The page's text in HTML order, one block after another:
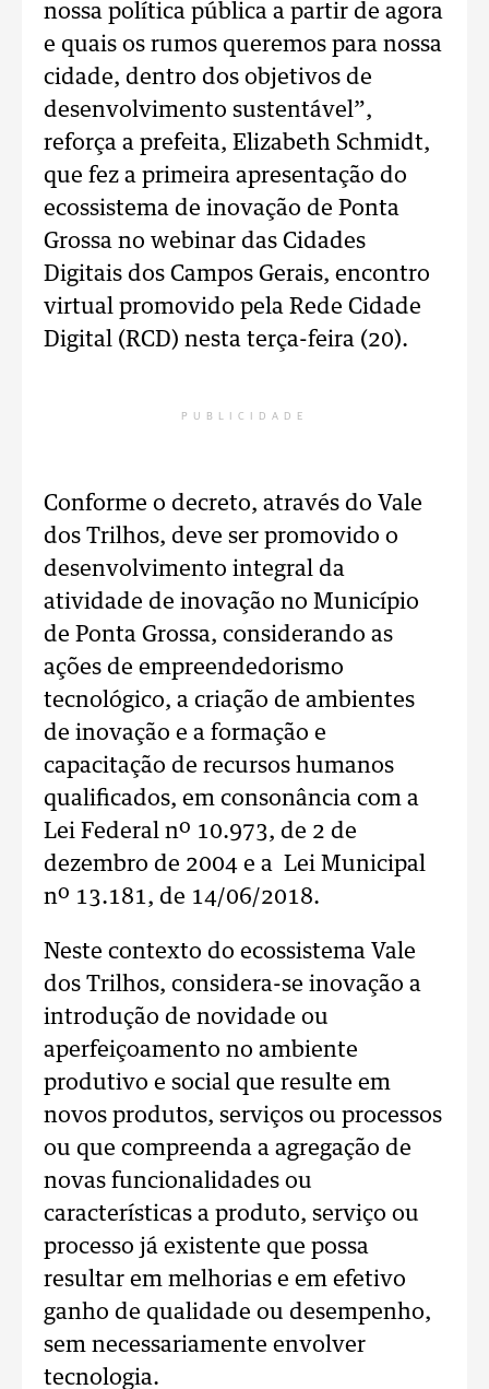
nossa política pública a partir de agora
e quais os rumos queremos para nossa
cidade, dentro dos objetivos de
desenvolvimento sustentável”,
reforça a prefeita, Elizabeth Schmidt,
que fez a primeira apresentação do
ecossistema de inovação de Ponta
Grossa no webinar das Cidades
Digitais dos Campos Gerais, encontro
virtual promovido pela Rede Cidade
Digital (RCD) nesta terça-feira (20).
PUBLICIDADE
Conforme o decreto, através do Vale
dos Trilhos, deve ser promovido o
desenvolvimento integral da
atividade de inovação no Município
de Ponta Grossa, considerando as
ações de empreendedorismo
tecnológico, a criação de ambientes
de inovação e a formação e
capacitação de recursos humanos
qualificados, em consonância com a
Lei Federal nº 10.973, de 2 de
dezembro de 2004 e a Lei Municipal
nº 13.181, de 14/06/2018.
Neste contexto do ecossistema Vale
dos Trilhos, considera-se inovação a
introdução de novidade ou
aperfeiçoamento no ambiente
produtivo e social que resulte em
novos produtos, serviços ou processos
ou que compreenda a agregação de
novas funcionalidades ou
características a produto, serviço ou
processo já existente que possa
resultar em melhorias e em efetivo
ganho de qualidade ou desempenho,
sem necessariamente envolver
tecnologia.